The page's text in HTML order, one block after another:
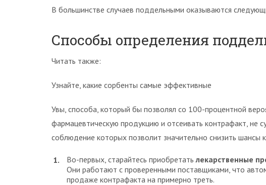
В большинстве случаев поддельными оказываются
Способы определения
Читать также:
Узнайте, какие сорбенты самые эффективные
Увы, способа, который бы позволял со 100-процентной
фармацевтическую продукцию и отсеивать контрафакт, не
соблюдение которых позволит значительно снизить шансы
Во-первых, старайтесь приобретатьлекарственные
Они работают с проверенными поставщиками, что
продаже контрафакта на примерно треть.